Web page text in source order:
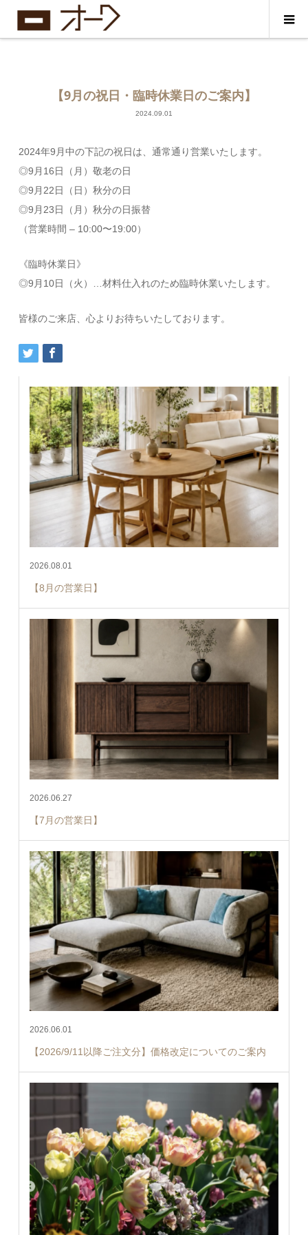
【9月の祝日・臨時休業日のご案内】
2024.09.01
2024年9月中の下記の祝日は、通常通り営業いたします。
◎9月16日（月）敬老の日
◎9月22日（日）秋分の日
◎9月23日（月）秋分の日振替
（営業時間 – 10:00〜19:00）
《臨時休業日》
◎9月10日（火）…材料仕入れのため臨時休業いたします。
皆様のご来店、心よりお待ちいたしております。
2026.08.01
【8月の営業日】
2026.06.27
【7月の営業日】
2026.06.01
【2026/9/11以降ご注文分】価格改定についてのご案内